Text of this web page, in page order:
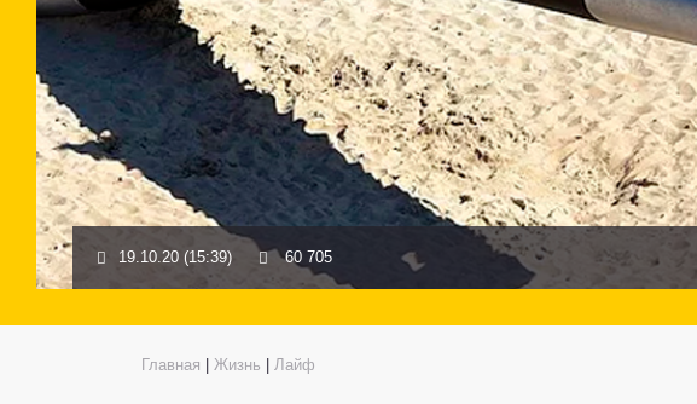
19.10.20 (15:39) 60 705
Главная Жизнь Лайф